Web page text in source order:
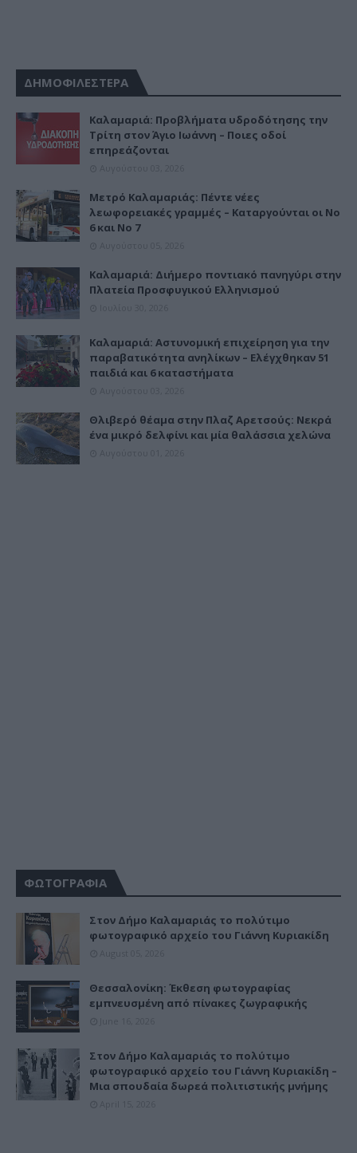
ΔΗΜΟΦΙΛΕΣΤΕΡΑ
Καλαμαριά: Προβλήματα υδροδότησης την
Τρίτη στον Άγιο Ιωάννη – Ποιες οδοί
επηρεάζονται
Μετρό Καλαμαριάς: Πέντε νέες
λεωφορειακές γραμμές – Καταργούνται οι Νο
6 και Νο 7
Καλαμαριά: Διήμερο ποντιακό πανηγύρι στην
Πλατεία Προσφυγικού Ελληνισμού
Καλαμαριά: Αστυνομική επιχείρηση για την
παραβατικότητα ανηλίκων – Ελέγχθηκαν 51
παιδιά και 6 καταστήματα
Θλιβερό θέαμα στην Πλαζ Αρετσούς: Νεκρά
ένα μικρό δελφίνι και μία θαλάσσια χελώνα
ΦΩΤΟΓΡΑΦΙΑ
Στον Δήμο Καλαμαριάς το πολύτιμο
φωτογραφικό αρχείο του Γιάννη Κυριακίδη
Θεσσαλονίκη: Έκθεση φωτογραφίας
εμπνευσμένη από πίνακες ζωγραφικής
Στον Δήμο Καλαμαριάς το πολύτιμο
φωτογραφικό αρχείο του Γιάννη Κυριακίδη –
Μια σπουδαία δωρεά πολιτιστικής μνήμης